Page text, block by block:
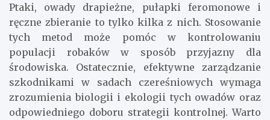
Ptaki, owady drapieżne, pułapki feromonowe i
ręczne zbieranie to tylko kilka z nich. Stosowanie
tych metod może pomóc w kontrolowaniu
populacji robaków w sposób przyjazny dla
środowiska. Ostatecznie, efektywne zarządzanie
szkodnikami w sadach czereśniowych wymaga
zrozumienia biologii i ekologii tych owadów oraz
odpowiedniego doboru strategii kontrolnej. Warto